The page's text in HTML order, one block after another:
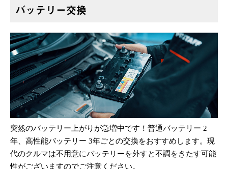
バッテリー交換
突然のバッテリー上がりが急増中です！普通バッテリー 2
年、高性能バッテリー 3年ごとの交換をおすすめします。現
代のクルマは不用意にバッテリーを外すと不調をきたす可能
性がございますのでご注意ください。